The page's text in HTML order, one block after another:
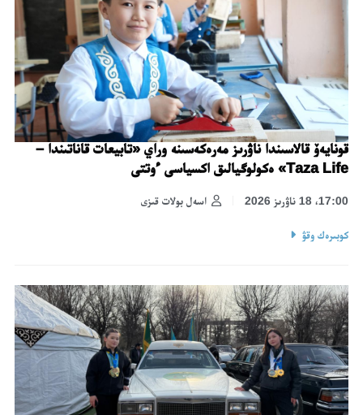
قونايەۆ قالاسىندا ناۋرىز مەرەكەسىنە وراي «تابيعات قاناتىندا –
Taza Life» ەكولوگيالىق اكسياسى ءوتتى
اسەل بولات قىزى 17:00، 18 ناۋرىز 2026
كوبىرەك وقۋ